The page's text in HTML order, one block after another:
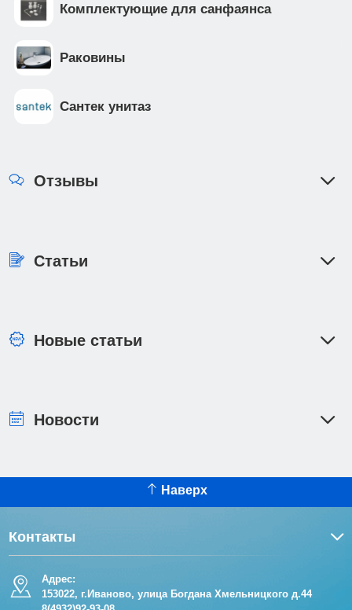
Комплектующие для санфаянса
Раковины
Сантек унитаз
Отзывы
Статьи
Новые статьи
Новости
Наверх
Контакты
Адрес:
153022, г.Иваново, улица Богдана Хмельницкого д.44